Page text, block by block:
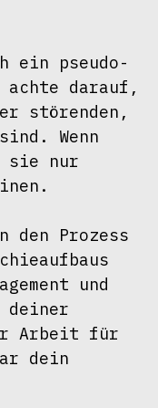
pseudo-
darauf,
störenden,
Wenn
sie nur
den Prozess
und
deiner
Arbeit für
dein